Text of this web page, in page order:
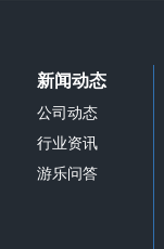
新闻动态
公司动态
行业资讯
游乐问答